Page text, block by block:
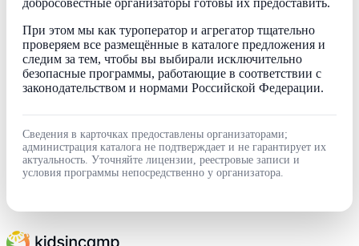
добросовестные организаторы готовы их предоставить.
При этом мы как туроператор и агрегатор тщательно
проверяем все размещённые в каталоге предложения и
следим за тем, чтобы вы выбирали исключительно
безопасные программы, работающие в соответствии с
законодательством и нормами Российской Федерации.
Сведения в карточках предоставлены организаторами;
администрация каталога не подтверждает и не гарантирует их
актуальность. Уточняйте лицензии, реестровые записи и
условия программы непосредственно у организатора.